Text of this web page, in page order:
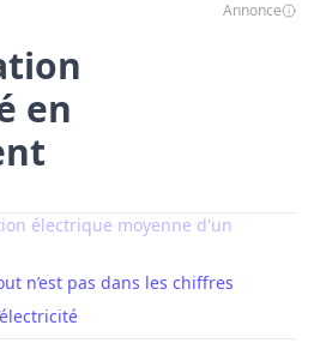
Annonce
en
électrique moyenne d'un
n’est pas dans les chiffres